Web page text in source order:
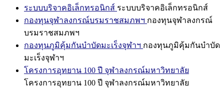
ระบบบริจาคอิเล็กทรอนิกส์ ระบบบริจาคอิเล็กทรอนิกส์
กองทุนจุฬาลงกรณ์บรมราชสมภพฯ กองทุนจุฬาลงกรณ์
บรมราชสมภพฯ
กองทุนภูมิคุ้มกันบำบัดมะเร็งจุฬาฯ กองทุนภูมิคุ้มกันบำบัด
มะเร็งจุฬาฯ
โครงการอุทยาน 100 ปี จุฬาลงกรณ์มหาวิทยาลัย
โครงการอุทยาน 100 ปี จุฬาลงกรณ์มหาวิทยาลัย